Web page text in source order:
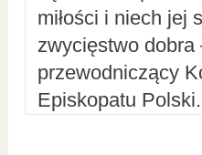
miłości i niech jej
zwycięstwo dobra
przewodniczący
Episkopatu Polski.